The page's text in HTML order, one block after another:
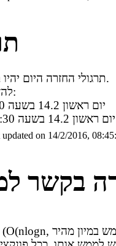
תרגולי החזרה היום יהיו בטאוב 7 ולא בטאוב 9 כפי שפורסם.
להזכירכם, ינתנו תרגולי החזרה הבאים:
יום ראשון 14.2 בשעה 11:30-12:30, טאוב 7, ע״י גילי יבנה
יום ראשון 14.2 בשעה 15:30-16:30, טאוב 7, ע״י איתי עברון
updated on 14/2/2016,
בקשר